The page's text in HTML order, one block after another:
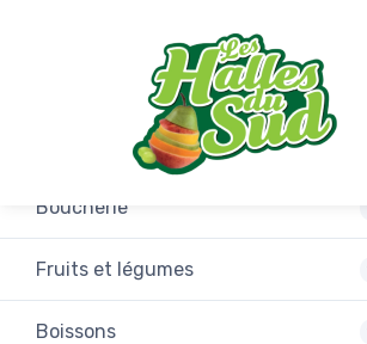
Promotions
Boucherie
Fruits et légumes
Boissons